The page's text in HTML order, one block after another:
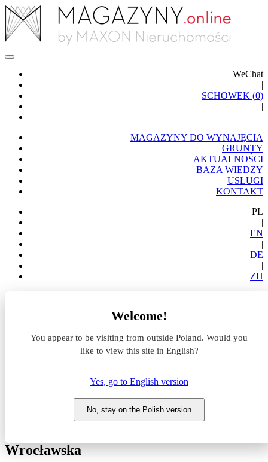
WeChat
|
SCHOWEK (0)
|
MAGAZYNY DO WYNAJĘCIA
GRUNTY
AKTUALNOŚCI
BAZA WIEDZY
USŁUGI
KONTAKT
PL
|
EN
|
DE
|
ZH
Welcome!
You appear to be visiting from outside Poland. Would you
like to view this site in English?
Yes, go to English version
No, stay on the Polish version
Długołęka
Vatt Invest Wrocław
Magazyn do wynajęcia Vatt
Invest Wrocław
Wrocławska